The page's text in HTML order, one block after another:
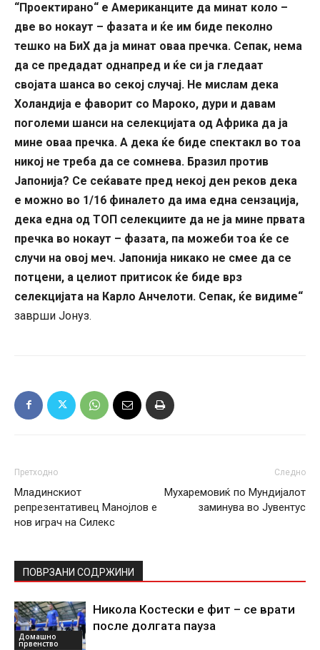
“Проектирано“ е Американците да минат коло –
две во нокаут – фазата и ќе им биде пеколно
тешко на БиХ да ја минат оваа пречка. Сепак, нема
да се предадат однапред и ќе си ја гледаат
својата шанса во секој случај. Не мислам дека
Холандија е фаворит со Мароко, дури и давам
поголеми шанси на селекцијата од Африка да ја
мине оваа пречка. А дека ќе биде спектакл во тоа
никој не треба да се сомнева. Бразил против
Јапонија? Се сеќавате пред некој ден реков дека
е можно во 1/16 финалето да има една сензација,
дека една од ТОП селекциите да не ја мине првата
пречка во нокаут – фазата, па можеби тоа ќе се
случи на овој меч. Јапонија никако не смее да се
потцени, а целиот притисок ќе биде врз
селекцијата на Карло Анчелоти. Сепак, ќе видиме“
заврши Јонуз.
Претходно
Младинскиот
репрезентативец Манојлов е
нов играч на Силекс
Следно
Мухаремовиќ по Мундијалот
заминува во Јувентус
ПОВРЗАНИ СОДРЖИНИ
Домашно
првенство
Никола Костески е фит – се врати
после долгата пауза